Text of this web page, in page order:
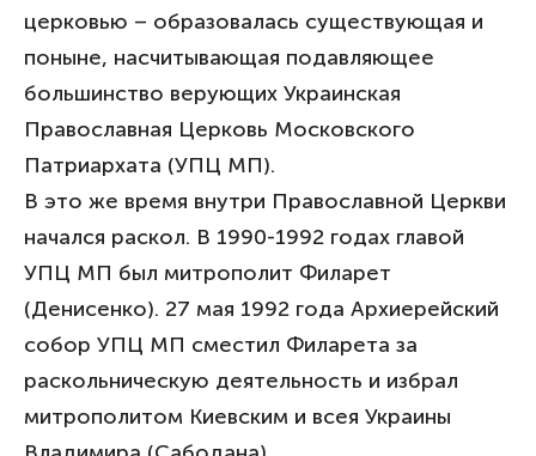
церковью – образовалась существующая и
поныне, насчитывающая подавляющее
большинство верующих Украинская
Православная Церковь Московского
Патриархата (УПЦ МП).
В это же время внутри Православной Церкви
начался раскол. В 1990-1992 годах главой
УПЦ МП был митрополит Филарет
(Денисенко). 27 мая 1992 года Архиерейский
собор УПЦ МП сместил Филарета за
раскольническую деятельность и избрал
митрополитом Киевским и всея Украины